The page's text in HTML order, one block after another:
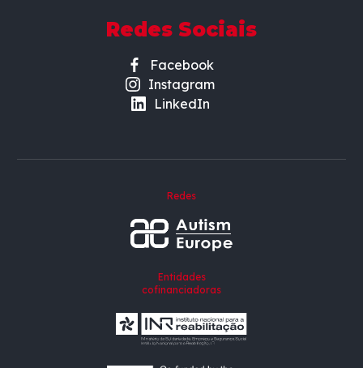
Redes Sociais
Facebook
Instagram
LinkedIn
Redes
Entidades
cofinanciadoras